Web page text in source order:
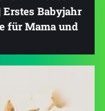
Erstes Babyjahr
für Mama und